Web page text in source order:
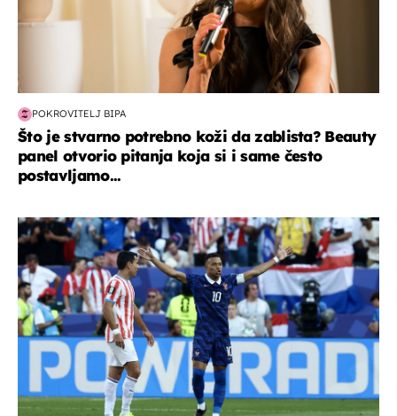
POKROVITELJ BIPA
Što je stvarno potrebno koži da zablista? Beauty
panel otvorio pitanja koja si i same često
postavljamo...
svjetsko prvenstvo 2026